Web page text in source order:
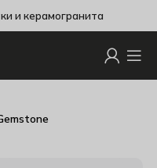
и керамогранита